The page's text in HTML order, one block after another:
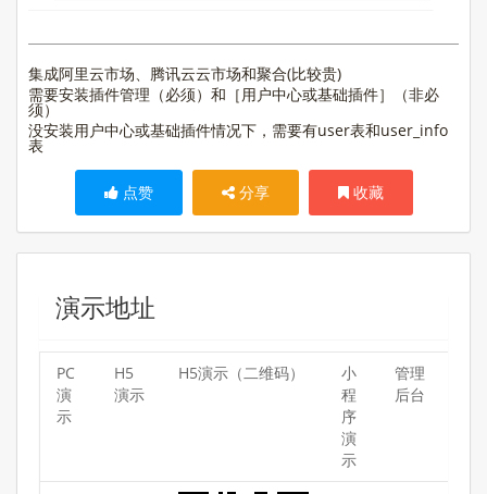
集成阿里云市场、腾讯云云市场和聚合(比较贵)
需要安装插件管理（必须）和［用户中心或基础插件］
（非必
须）
没安装用户中心或基础插件情况下，需要有user表和user_info
表
点赞 分享 收藏
演示地址
PC
演
示
H5
演示
H5演示（二维码）
小
程
序
演
示
管理
后台